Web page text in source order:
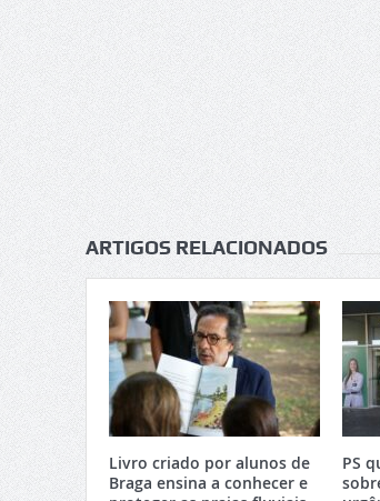
ARTIGOS RELACIONADOS
Livro criado por alunos de
Braga ensina a conhecer e
PS